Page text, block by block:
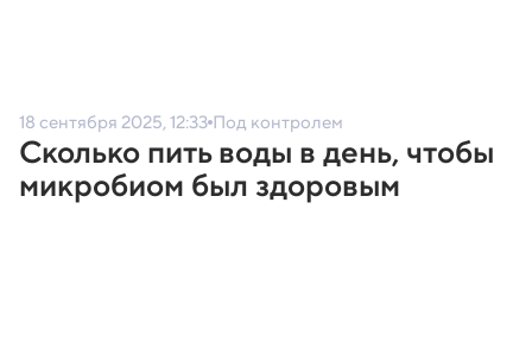
18 сентября 2025, 12:33 Под контролем
Сколько пить воды в день, чтобы
микробиом был здоровым